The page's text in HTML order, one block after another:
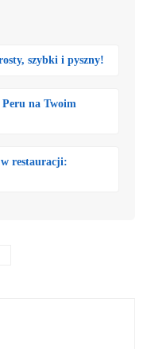
szybki i pyszny!
na Twoim
restauracji: